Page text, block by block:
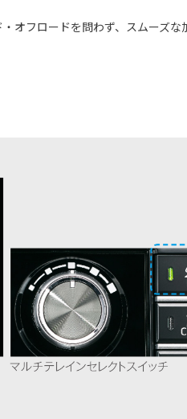
オフロードを問わず、スムーズな